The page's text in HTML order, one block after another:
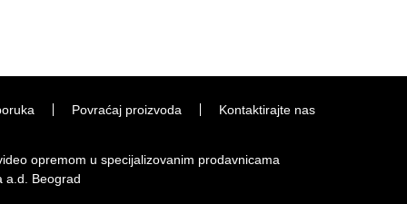
Povraćaj proizvoda Kontaktirajte nas
opremom u specijalizovanim prodavnicama
a.d. Beograd